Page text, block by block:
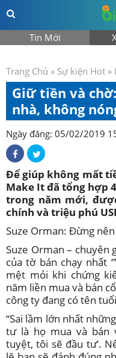
Tin Mới
Trang Chủ » Sự kiện Hot »
Giữ tiền và
nhà, không
Ngày đăng: 05/02/2019
Để giúp không mất
Make It đã tổng hợp
trong năm mới,
chính và triệu phú
Suze Orman: Đừng nên
Suze Orman – chuyên
của tờ bán chạy nhất
mệt mỏi khi chứng
năm liền mua và bán
công ty đang có tên
“Sai lầm lớn nhất
tư là họ mua và bán
tuyệt, tôi sẽ đầu tư’.